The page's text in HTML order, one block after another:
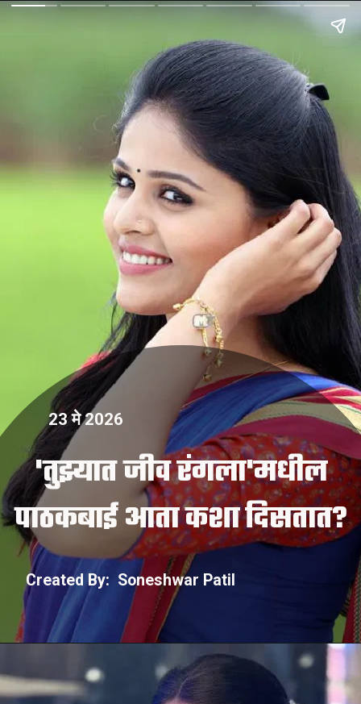
'तुझ्यात जीव रंगला'मधील
पाठकबाई आता कशा दिसतात?
23 मे 2026
Created By: Soneshwar Patil